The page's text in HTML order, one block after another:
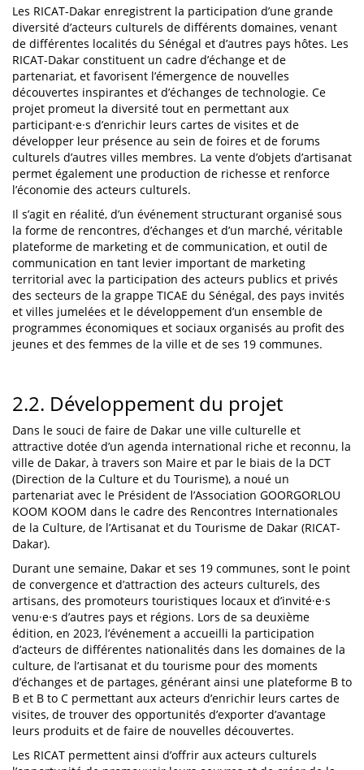
Les RICAT-Dakar enregistrent la participation d’une grande
diversité d’acteurs culturels de différents domaines, venant
de différentes localités du Sénégal et d’autres pays hôtes. Les
RICAT-Dakar constituent un cadre d’échange et de
partenariat, et favorisent l’émergence de nouvelles
découvertes inspirantes et d’échanges de technologie. Ce
projet promeut la diversité tout en permettant aux
participant·e·s d’enrichir leurs cartes de visites et de
développer leur présence au sein de foires et de forums
culturels d’autres villes membres. La vente d’objets d’artisanat
permet également une production de richesse et renforce
l’économie des acteurs culturels.
Il s’agit en réalité, d’un événement structurant organisé sous
la forme de rencontres, d’échanges et d’un marché, véritable
plateforme de marketing et de communication, et outil de
communication en tant levier important de marketing
territorial avec la participation des acteurs publics et privés
des secteurs de la grappe TICAE du Sénégal, des pays invités
et villes jumelées et le développement d’un ensemble de
programmes économiques et sociaux organisés au profit des
jeunes et des femmes de la ville et de ses 19 communes.
2.2. Développement du projet
Dans le souci de faire de Dakar une ville culturelle et
attractive dotée d’un agenda international riche et reconnu, la
ville de Dakar, à travers son Maire et par le biais de la DCT
(Direction de la Culture et du Tourisme), a noué un
partenariat avec le Président de l’Association GOORGORLOU
KOOM KOOM dans le cadre des Rencontres Internationales
de la Culture, de l’Artisanat et du Tourisme de Dakar (RICAT-
Dakar).
Durant une semaine, Dakar et ses 19 communes, sont le point
de convergence et d’attraction des acteurs culturels, des
artisans, des promoteurs touristiques locaux et d’invité·e·s
venu·e·s d’autres pays et régions. Lors de sa deuxième
édition, en 2023, l’événement a accueilli la participation
d’acteurs de différentes nationalités dans les domaines de la
culture, de l’artisanat et du tourisme pour des moments
d’échanges et de partages, générant ainsi une plateforme B to
B et B to C permettant aux acteurs d’enrichir leurs cartes de
visites, de trouver des opportunités d’exporter d’avantage
leurs produits et de faire de nouvelles découvertes.
Les RICAT permettent ainsi d’offrir aux acteurs culturels